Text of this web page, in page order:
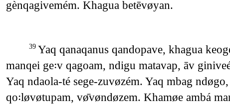
gènqagivemém. Khagua betēvøyan.
39 Yaq qanaqanus qandopave, khagua
manqei ge꞉v qagoam, ndigu matavap, āv
Yaq ndaola-té sege-zuvøzém. Yaq mbag
qo꞉løvøtupam, vø̄vøndøzem. Khamøe ambá